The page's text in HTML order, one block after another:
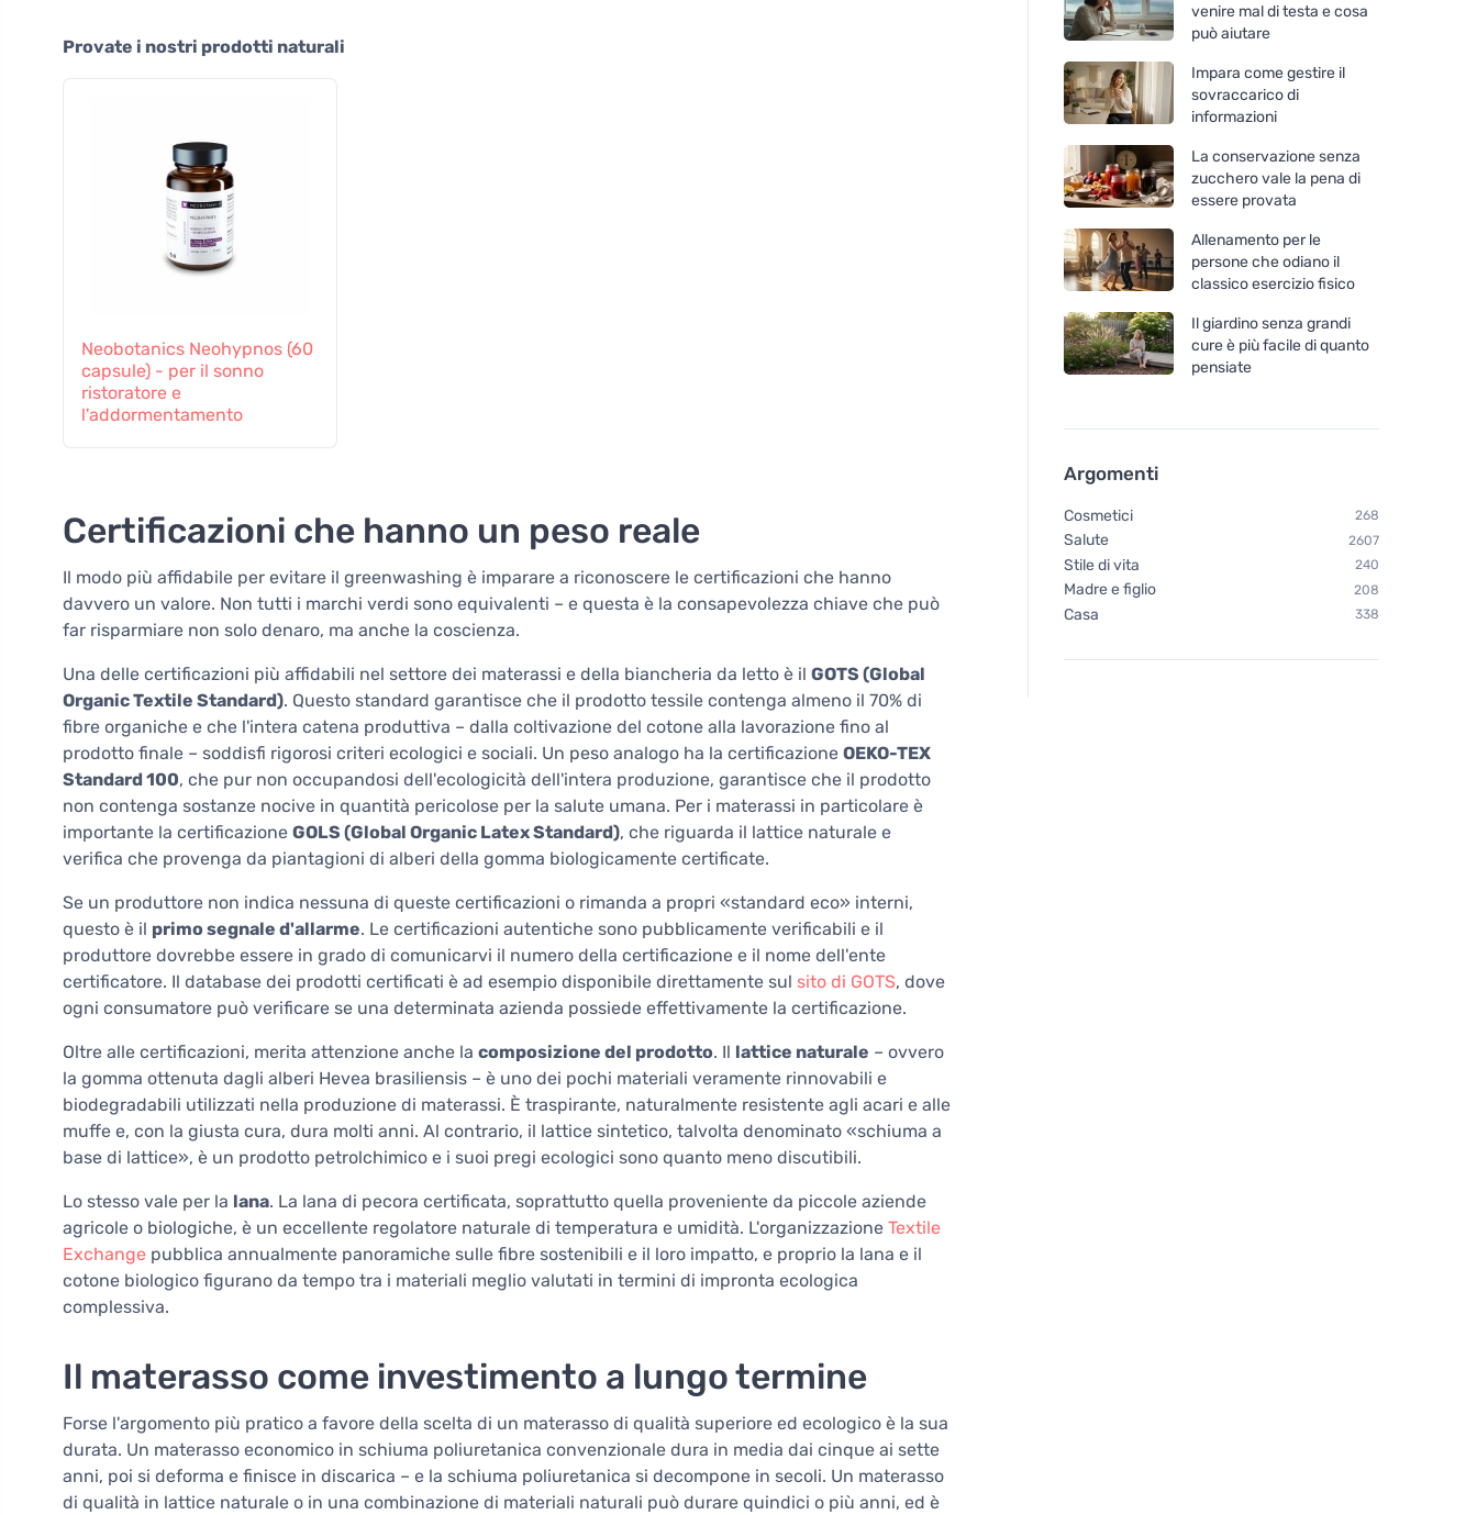
Provate i nostri prodotti naturali
Neobotanics Neohypnos (60
capsule) - per il sonno
ristoratore e
l'addormentamento
Certificazioni che hanno un peso reale
Il modo più affidabile per evitare il greenwashing è imparare a riconoscere le certificazioni che hanno
davvero un valore. Non tutti i marchi verdi sono equivalenti – e questa è la consapevolezza chiave che può
far risparmiare non solo denaro, ma anche la coscienza.
Una delle certificazioni più affidabili nel settore dei materassi e della biancheria da letto è il GOTS (Global
Organic Textile Standard). Questo standard garantisce che il prodotto tessile contenga almeno il 70% di
fibre organiche e che l'intera catena produttiva – dalla coltivazione del cotone alla lavorazione fino al
prodotto finale – soddisfi rigorosi criteri ecologici e sociali. Un peso analogo ha la certificazione OEKO-TEX
Standard 100, che pur non occupandosi dell'ecologicità dell'intera produzione, garantisce che il prodotto
non contenga sostanze nocive in quantità pericolose per la salute umana. Per i materassi in particolare è
importante la certificazione GOLS (Global Organic Latex Standard), che riguarda il lattice naturale e
verifica che provenga da piantagioni di alberi della gomma biologicamente certificate.
Se un produttore non indica nessuna di queste certificazioni o rimanda a propri «standard eco» interni,
questo è il primo segnale d'allarme. Le certificazioni autentiche sono pubblicamente verificabili e il
produttore dovrebbe essere in grado di comunicarvi il numero della certificazione e il nome dell'ente
certificatore. Il database dei prodotti certificati è ad esempio disponibile direttamente sul sito di GOTS, dove
ogni consumatore può verificare se una determinata azienda possiede effettivamente la certificazione.
Oltre alle certificazioni, merita attenzione anche la composizione del prodotto. Il lattice naturale – ovvero
la gomma ottenuta dagli alberi Hevea brasiliensis – è uno dei pochi materiali veramente rinnovabili e
biodegradabili utilizzati nella produzione di materassi. È traspirante, naturalmente resistente agli acari e alle
muffe e, con la giusta cura, dura molti anni. Al contrario, il lattice sintetico, talvolta denominato «schiuma a
base di lattice», è un prodotto petrolchimico e i suoi pregi ecologici sono quanto meno discutibili.
Lo stesso vale per la lana. La lana di pecora certificata, soprattutto quella proveniente da piccole aziende
agricole o biologiche, è un eccellente regolatore naturale di temperatura e umidità. L'organizzazione Textile
Exchange pubblica annualmente panoramiche sulle fibre sostenibili e il loro impatto, e proprio la lana e il
cotone biologico figurano da tempo tra i materiali meglio valutati in termini di impronta ecologica
complessiva.
Il materasso come investimento a lungo termine
Forse l'argomento più pratico a favore della scelta di un materasso di qualità superiore ed ecologico è la sua
durata. Un materasso economico in schiuma poliuretanica convenzionale dura in media dai cinque ai sette
anni, poi si deforma e finisce in discarica – e la schiuma poliuretanica si decompone in secoli. Un materasso
di qualità in lattice naturale o in una combinazione di materiali naturali può durare quindici o più anni, ed è
venire mal di testa e cosa
può aiutare
Impara come gestire il
sovraccarico di
informazioni
La conservazione senza
zucchero vale la pena di
essere provata
Allenamento per le
persone che odiano il
classico esercizio fisico
Il giardino senza grandi
cure è più facile di quanto
pensiate
Argomenti
Cosmetici 268
Salute 2607
Stile di vita 240
Madre e figlio 208
Casa 338